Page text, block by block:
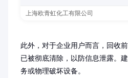
上海欧青虹化工有限公司
此外，对于企业用户而言，回收
已被彻底清除，以防信息泄露。
务或物理破坏设备。